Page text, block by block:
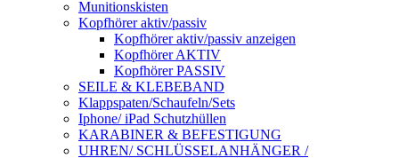
Munitionskisten
Kopfhörer aktiv/passiv
Kopfhörer aktiv/passiv anzeigen
Kopfhörer AKTIV
Kopfhörer PASSIV
SEILE & KLEBEBAND
Klappspaten/Schaufeln/Sets
Iphone/ iPad Schutzhüllen
KARABINER & BEFESTIGUNG
UHREN/ SCHLÜSSELANHÄNGER /